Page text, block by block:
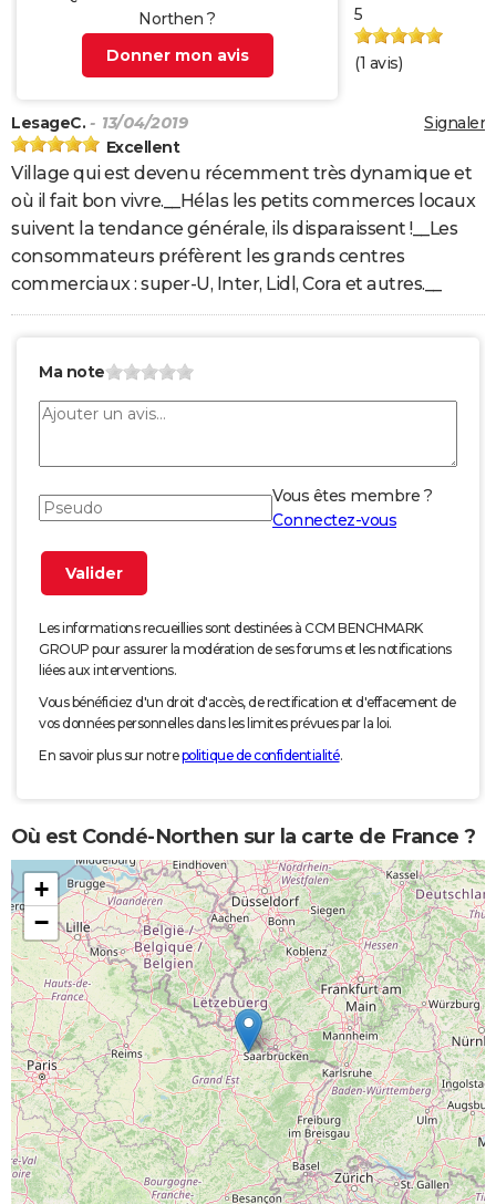
Northen ?
Donner mon avis
5
(1 avis)
Signaler
LesageC. - 13/04/2019
Excellent
Village qui est devenu récemment très dynamique et
où il fait bon vivre.__Hélas les petits commerces locaux
suivent la tendance générale, ils disparaissent !__Les
consommateurs préfèrent les grands centres
commerciaux : super-U, Inter, Lidl, Cora et autres.__
Ma note
Vous êtes membre ?
Connectez-vous
Les informations recueillies sont destinées à CCM BENCHMARK
GROUP pour assurer la modération de ses forums et les notifications
liées aux interventions.
Vous bénéficiez d'un droit d'accès, de rectification et d'effacement de
vos données personnelles dans les limites prévues par la loi.
En savoir plus sur notrepolitique de confidentialité.
Où est Condé-Northen sur la carte de France ?
+
−